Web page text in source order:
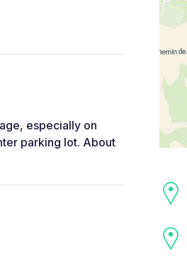
especially on
parking lot. About